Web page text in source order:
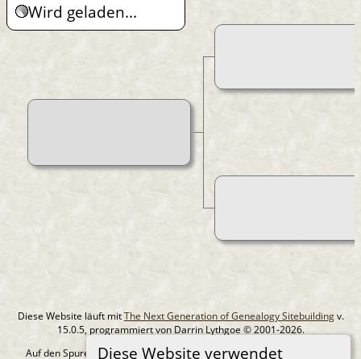
Diese Website verwendet
Wird geladen...
Diese Website läuft mitThe Next Generation of Genealogy Sitebuildingv.
15.0.5, programmiert von Darrin Lythgoe © 2001-2026.
Auf den Spuren meiner Ahnen - erstellt und betreut vonMIchael Klein